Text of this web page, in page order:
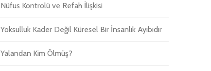
Nüfus Kontrolü ve Refah İlişkisi
Yoksulluk Kader Değil Küresel Bir İnsanlık Ayıbıdır
Yalandan Kim Ölmüş?